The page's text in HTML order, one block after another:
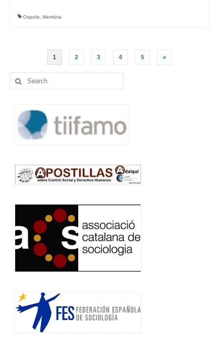
Copolis Memòria
Navegació
d'entrades
1 2 3 4 5 »
Search
for: